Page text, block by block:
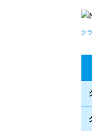
ク